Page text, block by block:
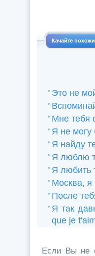
Качайте
Это не
Мне тебя
Я не могу
Я найду
Я люблю
Я любить
Москва, я
После
Я так
que je
Если Вы не